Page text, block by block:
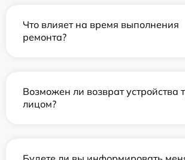
Что влияет на время выполнения
ремонта?
Возможен ли возврат устройства
лицом?